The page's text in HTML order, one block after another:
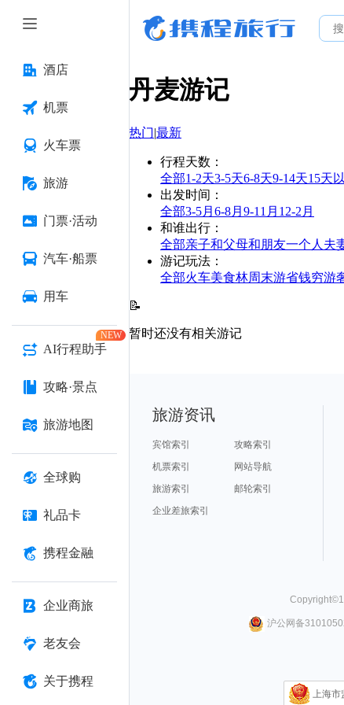
酒店
机票
火车票
旅游
门票·活动
汽车·船票
用车
AI行程助手
NEW
攻略·景点
旅游地图
全球购
礼品卡
携程金融
企业商旅
老友会
关于携程
丹麦游记
热门|最新
行程天数 ：
全部1-2天3-5天6-8天9-14天15天
出发时间 ：
全部3-5月 6-8月 9-11月 12-2月
和谁出行 ：
全部亲子和父母和朋友一个人 夫
游记玩法 ：
全部火车美食林周末游省钱穷游
📝
暂时还没有相关游记
旅游资讯
宾馆索引
攻略索引
机票索引
网站导航
旅游索引
邮轮索引
企业差旅索引
Copyright©
沪公网备
上海市